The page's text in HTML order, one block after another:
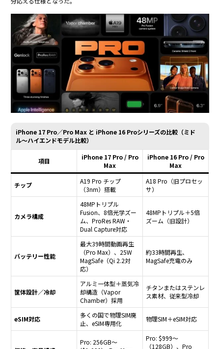
iPhone 17 Pro／Pro Max と iPhone 16 Proシリーズの比較（ミド
ル〜ハイエンドモデル比較）
項目
iPhone 17 Pro / Pro
Max
iPhone 16 Pro / Pro
Max
チップ
A19 Pro チップ
（3nm）搭載
A18 Pro（旧プロセッ
サ）
カメラ構成
48MPトリプル
Fusion、8倍光学ズー
ム、ProRes RAW・
Dual Capture対応
48MPトリプル＋5倍
ズーム（旧設計）
バッテリー性能
最大39時間動画再生
（Pro Max）、25W
MagSafe（Qi 2.2対
応）
約33時間再生、
MagSafe充電のみ
筐体設計／冷却
アルミ一体型＋蒸気冷
却構造（Vapor
Chamber）採用
チタンまたはステンレ
ス素材、従来型冷却
eSIM対応
多くの国で物理SIM廃
止、eSIM専用化
物理SIM＋eSIM対応
Pro: 256GB〜
Pro: $999〜
（128GB）、Pro